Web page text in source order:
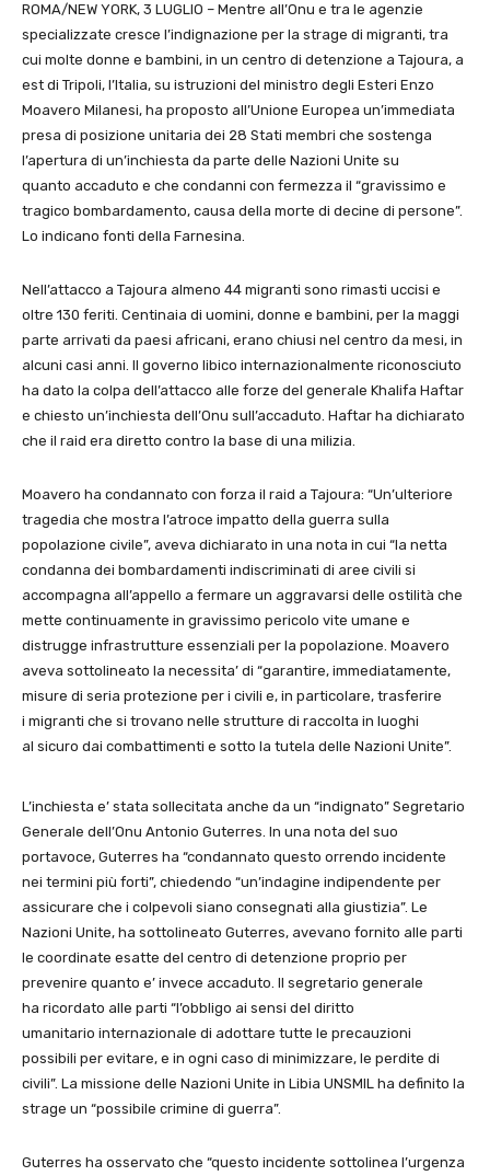
ROMA/NEW YORK, 3 LUGLIO – Mentre all’Onu e tra le agenzie
specializzate cresce l’indignazione per la strage di migranti, tra
cui molte donne e bambini, in un centro di detenzione a Tajoura, a
est di Tripoli, l’Italia, su istruzioni del ministro degli Esteri Enzo
Moavero Milanesi, ha proposto all’Unione Europea un’immediata
presa di posizione unitaria dei 28 Stati membri che sostenga
l’apertura di un’inchiesta da parte delle Nazioni Unite su
quanto accaduto e che condanni con fermezza il “gravissimo e
tragico bombardamento, causa della morte di decine di persone”.
Lo indicano fonti della Farnesina.
Nell’attacco a Tajoura almeno 44 migranti sono rimasti uccisi e
oltre 130 feriti. Centinaia di uomini, donne e bambini, per la maggi
parte arrivati da paesi africani, erano chiusi nel centro da mesi, in
alcuni casi anni. Il governo libico internazionalmente riconosciuto
ha dato la colpa dell’attacco alle forze del generale Khalifa Haftar
e chiesto un’inchiesta dell’Onu sull’accaduto. Haftar ha dichiarato
che il raid era diretto contro la base di una milizia.
Moavero ha condannato con forza il raid a Tajoura: “Un’ulteriore
tragedia che mostra l’atroce impatto della guerra sulla
popolazione civile”, aveva dichiarato in una nota in cui “la netta
condanna dei bombardamenti indiscriminati di aree civili si
accompagna all’appello a fermare un aggravarsi delle ostilità che
mette continuamente in gravissimo pericolo vite umane e
distrugge infrastrutture essenziali per la popolazione. Moavero
aveva sottolineato la necessita’ di “garantire, immediatamente,
misure di seria protezione per i civili e, in particolare, trasferire
i migranti che si trovano nelle strutture di raccolta in luoghi
al sicuro dai combattimenti e sotto la tutela delle Nazioni Unite”.
L’inchiesta e’ stata sollecitata anche da un “indignato” Segretario
Generale dell’Onu Antonio Guterres. In una nota del suo
portavoce, Guterres ha “condannato questo orrendo incidente
nei termini più forti”, chiedendo “un’indagine indipendente per
assicurare che i colpevoli siano consegnati alla giustizia”. Le
Nazioni Unite, ha sottolineato Guterres, avevano fornito alle parti
le coordinate esatte del centro di detenzione proprio per
prevenire quanto e’ invece accaduto. Il segretario generale
ha ricordato alle parti “l’obbligo ai sensi del diritto
umanitario internazionale di adottare tutte le precauzioni
possibili per evitare, e in ogni caso di minimizzare, le perdite di
civili”. La missione delle Nazioni Unite in Libia UNSMIL ha definito la
strage un “possibile crimine di guerra”.
Guterres ha osservato che “questo incidente sottolinea l’urgenza